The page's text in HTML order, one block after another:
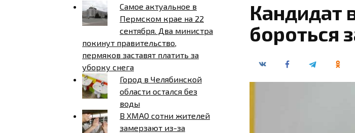
Кандидат
бороться
Самое актуальное в
Пермском крае на 22
сентября. Два министра
покинут правительство,
пермяков заставят платить за
уборку снега
Город в Челябинской
области остался без
воды
В ХМАО сотни жителей
замерзают из-за